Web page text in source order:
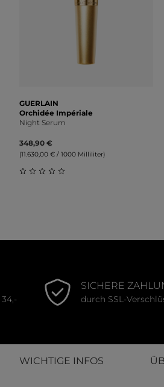
GUERLAIN
Orchidée Impériale
Night Serum
348,90 €
(11.630,00 € / 1000 Milliliter)
SICHERE
durch SSL-
WICHTIGE INFOS